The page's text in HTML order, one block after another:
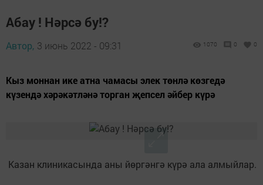
Абау ! Нәрсә бу!?
Автор, 3 июнь 2022 - 09:31 1070 0 0
Кыз моннан ике атна чамасы элек төнлә көзгедә
күзендә хәрәкәтләнә торган җепсел әйбер күрә
Казан клиникасында аны йөргәнгә күрә ала алмыйлар.